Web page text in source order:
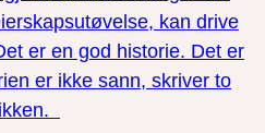
kan drive
er en god historie. Det er
er ikke sann, skriver to